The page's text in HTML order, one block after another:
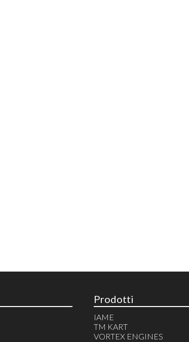
Prodotti
IAME
TM KART
VORTEX ENGINES